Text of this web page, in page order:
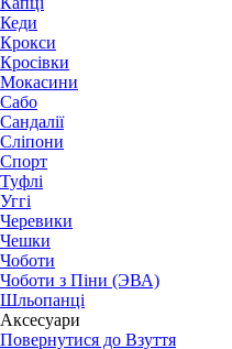
Кеди
Крокси
Кросівки
Мокасини
Сабо
Сандалії
Сліпони
Спорт
Туфлі
Уггі
Черевики
Чешки
Чоботи
Чоботи з Піни (ЭВА)
Шльопанці
Аксесуари
Повернутися до Взуття